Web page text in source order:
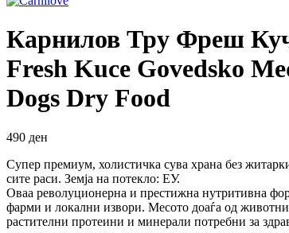
Карнилов Тру Фреш
Fresh Kuce Govedsko
Dogs Dry Food
490 ден
Супер премиум, холистичка сува храна без
сите раси. Земја на потекло: ЕУ.
Оваа револуционерна и престижна нутритивна
фарми и локални извори. Месото доаѓа од животни
растителни протеини и минерали потребни за